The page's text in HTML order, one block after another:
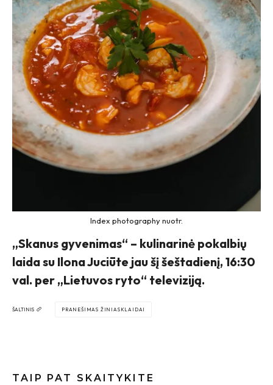
Index photography nuotr.
„Skanus gyvenimas“ – kulinarinė pokalbių
laida su Ilona Juciūte jau šį šeštadienį, 16:30
val. per „Lietuvos ryto“ televiziją.
ŠALTINIS PRANEŠIMAS ŽINIASKLAIDAI
TAIP PAT SKAITYKITE